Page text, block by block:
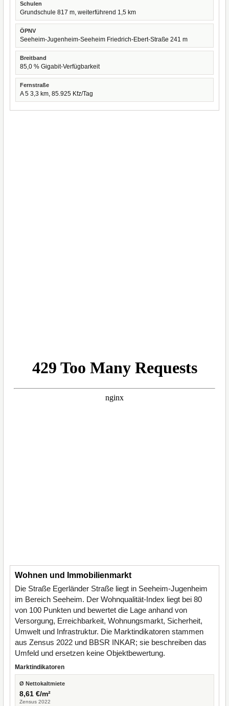
Schulen
Grundschule 817 m, weiterführend 1,5 km
ÖPNV
Seeheim-Jugenheim-Seeheim Friedrich-Ebert-Straße 241 m
Breitband
85,0 % Gigabit-Verfügbarkeit
Fernstraße
A 5 3,3 km, 85.925 Kfz/Tag
Wohnen und Immobilienmarkt
Die Straße Egerländer Straße liegt in Seeheim-Jugenheim
im Bereich Seeheim. Der Wohnqualität-Index liegt bei 80
von 100 Punkten und bewertet die Lage anhand von
Versorgung, Erreichbarkeit, Wohnungsmarkt, Sicherheit,
Umwelt und Infrastruktur. Die Marktindikatoren stammen
aus Zensus 2022 und BBSR INKAR; sie beschreiben das
Umfeld und ersetzen keine Objektbewertung.
Marktindikatoren
Ø Nettokaltmiete
8,61 €/m²
Zensus 2022